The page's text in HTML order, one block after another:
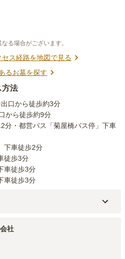
る場合がございます。
ス経路を地図で見る
るお墓を探す
方法
口から徒歩約3分
から徒歩約9分
分・都営バス「菊屋橋バス停」下車
下車徒歩2分
徒歩3分
車徒歩3分
車徒歩3分
・都営浅草線・つくばエクスプレス
社